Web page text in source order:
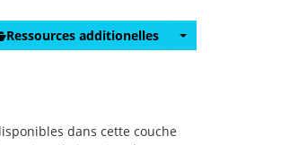
Ressources additionelles
dans cette couche